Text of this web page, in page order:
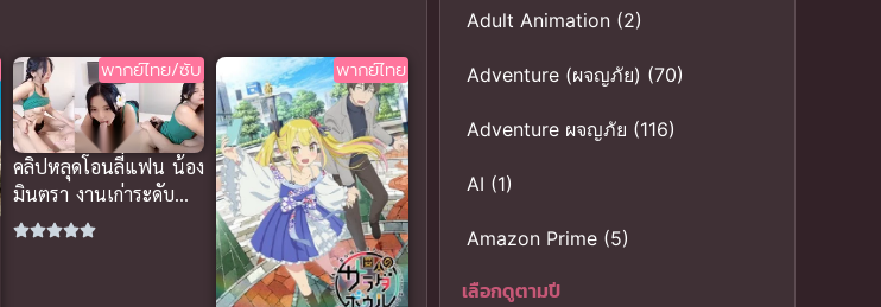
พากย์ไทย/ซับ
คลิปหลุดโอนลี่แฟน น้อง
มินตรา งานเก่าระดับ
ตำนาน โหนกนูนอวบ
พากย์ไทย
Adult Animation (2)
Adventure (ผจญภัย) (70)
Adventure ผจญภัย (116)
AI (1)
Amazon Prime (5)
Anal (ประตูหลัง)
เลือกดูตามปี